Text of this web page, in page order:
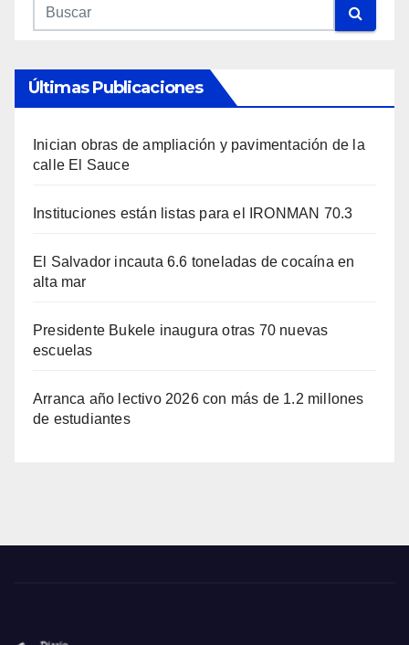
Últimas Publicaciones
Inician obras de ampliación y pavimentación de la
calle El Sauce
Instituciones están listas para el IRONMAN 70.3
El Salvador incauta 6.6 toneladas de cocaína en
alta mar
Presidente Bukele inaugura otras 70 nuevas
escuelas
Arranca año lectivo 2026 con más de 1.2 millones
de estudiantes